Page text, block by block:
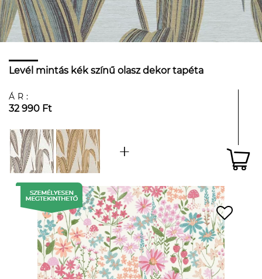
Levél mintás kék színű olasz dekor tapéta
ÁR:
32 990 Ft